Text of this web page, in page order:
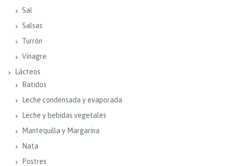
Sal
Salsas
Turrón
Vinagre
Lácteos
Batidos
Leche condensada y evaporada
Leche y bebidas vegetales
Mantequilla y Margarina
Nata
Postres